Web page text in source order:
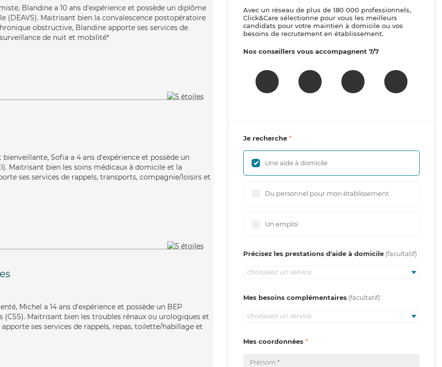
Blandine a 10 ans d'expérience et possède un diplôme
(DEAVS). Maitrisant bien la convalescence postopératoire
obstructive, Blandine apporte ses services de
de nuit et mobilité*
Sofia a 4 ans d'expérience et possède un
Maitrisant bien les soins médicaux à domicile et la
ses services de rappels, transports, compagnie/loisirs et
Michel a 14 ans d'expérience et possède un BEP
(CSS). Maitrisant bien les troubles rénaux ou urologiques et
ses services de rappels, repas, toilette/habillage et
Avec un réseau de plus de 180 000 professionnels,
Click&Care sélectionne pour vous les meilleurs
candidats pour votre maintien à domicile ou vos
besoins de recrutement en établissement.
Nos conseillers vous accompagnent 7/7
Je recherche
Une aide à domicile
Du personnel pour mon établissement
Un emploi
Précisez les prestations d'aide à domicile
choisissez un service
Mes besoins complémentaires
choisissez un service
Mes coordonnées